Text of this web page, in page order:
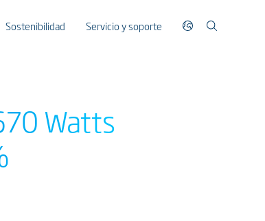
Sostenibilidad Servicio y soporte
Watts